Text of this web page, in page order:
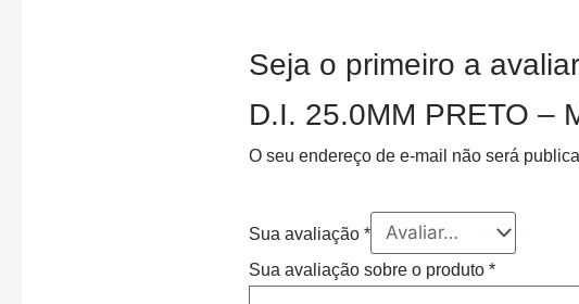
Seja o primeiro a
D.I. 25.0MM PRETO –
O seu endereço de e-mail não será
Sua avaliação *
Sua avaliação sobre o produto *